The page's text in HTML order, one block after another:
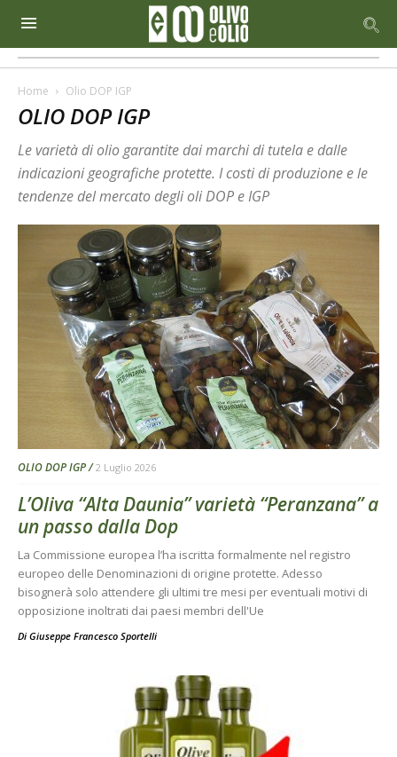
Home Olio DOP IGP
OLIO DOP IGP
Le varietà di olio garantite dai marchi di tutela e dalle
indicazioni geografiche protette. I costi di produzione e le
tendenze del mercato degli oli DOP e IGP
OLIO DOP IGP 2 Luglio 2026
L’Oliva “Alta Daunia” varietà “Peranzana” a
un passo dalla Dop
La Commissione europea l’ha iscritta formalmente nel registro
europeo delle Denominazioni di origine protette. Adesso
bisognerà solo attendere gli ultimi tre mesi per eventuali motivi di
opposizione inoltrati dai paesi membri dell'Ue
Di Giuseppe Francesco Sportelli